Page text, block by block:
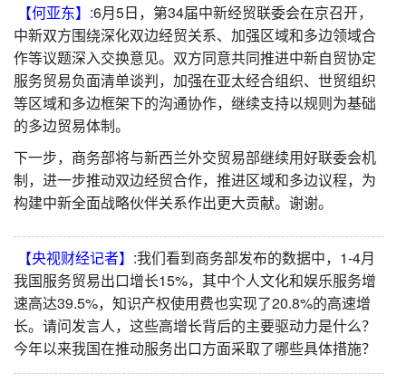
【何亚东】:6月5日，第34届中新经贸联委会在京召开，
中新双方围绕深化双边经贸关系、加强区域和多边领域合
作等议题深入交换意见。双方同意共同推进中新自贸协定
服务贸易负面清单谈判，加强在亚太经合组织、世贸组织
等区域和多边框架下的沟通协作，继续支持以规则为基础
的多边贸易体制。
下一步，商务部将与新西兰外交贸易部继续用好联委会机
制，进一步推动双边经贸合作，推进区域和多边议程，为
构建中新全面战略伙伴关系作出更大贡献。谢谢。
【央视财经记者】:我们看到商务部发布的数据中，1-4月
我国服务贸易出口增长15%，其中个人文化和娱乐服务增
速高达39.5%，知识产权使用费也实现了20.8%的高速增
长。请问发言人，这些高增长背后的主要驱动力是什么？
今年以来我国在推动服务出口方面采取了哪些具体措施？